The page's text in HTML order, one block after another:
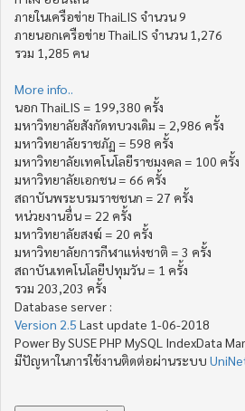
ภายในเครือข่าย ThaiLIS จำนวน 9
ภายนอกเครือข่าย ThaiLIS จำนวน 1,276
รวม 1,285 คน
More info..
นอก ThaiLIS = 199,380 ครั้ง
มหาวิทยาลัยสังกัดทบวงเดิม = 2,986 ครั้ง
มหาวิทยาลัยราชภัฏ = 598 ครั้ง
มหาวิทยาลัยเทคโนโลยีราชมงคล = 100 ครั้ง
มหาวิทยาลัยเอกชน = 66 ครั้ง
สถาบันพระบรมราชชนก = 27 ครั้ง
หน่วยงานอื่น = 22 ครั้ง
มหาวิทยาลัยสงฆ์ = 20 ครั้ง
มหาวิทยาลัยการกีฬาแห่งชาติ = 3 ครั้ง
สถาบันเทคโนโลยีปทุมวัน = 1 ครั้ง
รวม 203,203 ครั้ง
Database server :
Version 2.5 Last update 1-06-2018
Power By SUSE PHP MySQL IndexData
มีปัญหาในการใช้งานติดต่อผ่านระบบ